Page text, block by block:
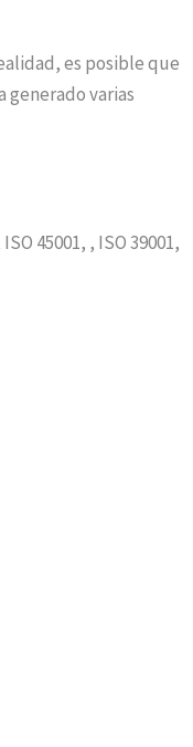
es posible que
generado varias
45001, , ISO 39001,